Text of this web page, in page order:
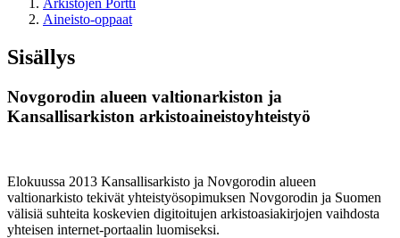
Arkistojen Portti
Aineisto-oppaat
Sisällys
Novgorodin alueen valtionarkiston ja
Kansallisarkiston arkistoaineistoyhteistyö
Elokuussa 2013 Kansallisarkisto ja Novgorodin alueen
valtionarkisto tekivät yhteistyösopimuksen Novgorodin ja Suomen
välisiä suhteita koskevien digitoitujen arkistoasiakirjojen vaihdosta
yhteisen internet-portaalin luomiseksi.